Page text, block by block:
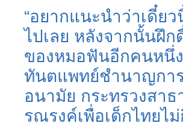
“อยากแนะนำว่าเดี๋ย
ไปเลย หลังจากนั้นฝึก
ของหมอฟันอีกคนหนึ่
ทันตแพทย์ชำนาญกา
อนามัย กระทรวงสา
รณรงค์เพื่อเด็กไทยไ